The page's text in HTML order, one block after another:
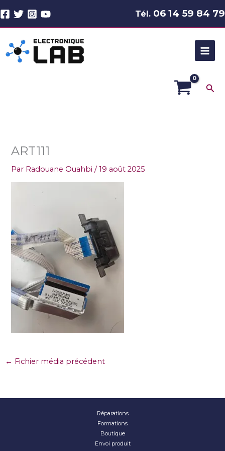
au
Tél. 06 14 59 84 79
ART111
Par Radouane Ouahbi/19 août 2025
← Fichier média précédent
Réparations
Formations
Boutique
Envoi produit